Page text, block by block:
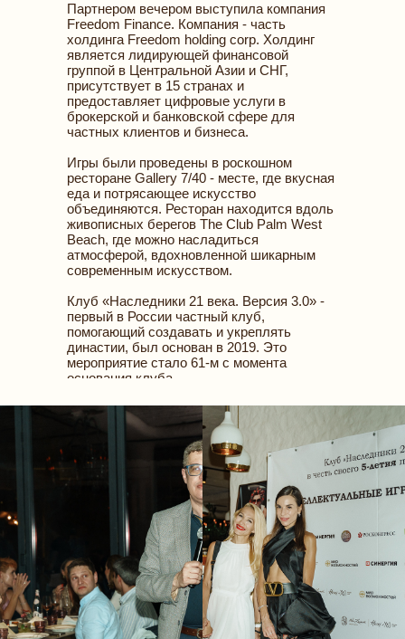
Партнером вечером выступила компания
Freedom Finance. Компания - часть
холдинга Freedom holding corp. Холдинг
является лидирующей финансовой
группой в Центральной Азии и СНГ,
присутствует в 15 странах и
предоставляет цифровые услуги в
брокерской и банковской сфере для
частных клиентов и бизнеса.
Игры были проведены в роскошном
ресторане Gallery 7/40 - месте, где вкусная
еда и потрясающее искусство
объединяются. Ресторан находится вдоль
живописных берегов The Club Palm West
Beach, где можно насладиться
атмосферой, вдохновленной шикарным
современным искусством.
Клуб «Наследники 21 века. Версия 3.0» -
первый в России частный клуб,
помогающий создавать и укреплять
династии, был основан в 2019. Это
мероприятие стало 61-м с момента
основания клуба.
Мила Журова была одета в платье от
Модного Дома Anastasiya Kuchugova